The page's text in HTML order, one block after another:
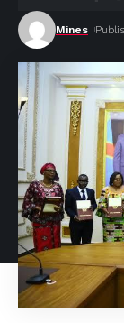
Mines